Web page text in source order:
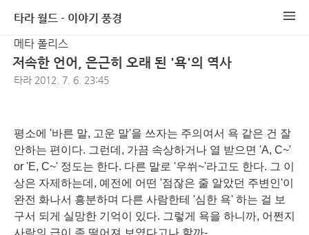
타라 월드 - 이야기 풍경
메타 폴리스
저속한 언어, 은근히 오래 된 '욕'의 역사
타라 2012. 7. 6. 23:45
평소에 '바른 말, 고운 말'을 쓰자는 주의여서 욕 같은 건 잘
안하는 편이다. 그런데, 가끔 속상하거나 열 받으면 'A, C~'
or 'E, C~' 정도는 한다. 다른 말로 '우쒸~'라고도 한다. 그 이
상은 자제하는데, 예전에 어떤 '점잖은 줄 알았던 주변인'이
완전 화나서 흥분하며 다른 사람한테 '심한 욕' 하는 걸 보
구서 되게 실망한 기억이 있다. 그렇게 욕을 하니까, 어쩐지
사람의 급이 좀 떨어져 보였다고나 할까-